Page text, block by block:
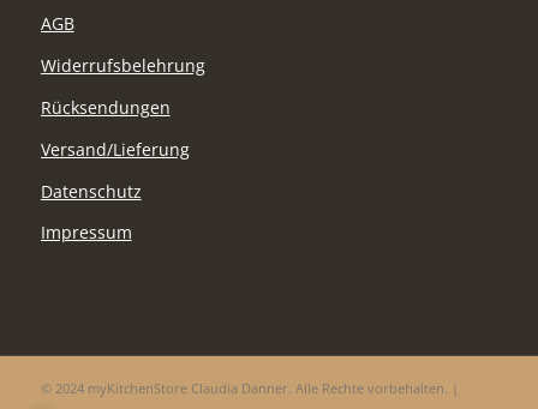
AGB
Widerrufsbelehrung
Rücksendungen
Versand/Lieferung
Datenschutz
Impressum
© 2024 myKitchenStore Claudia Danner. Alle Rechte vorbehalten. |